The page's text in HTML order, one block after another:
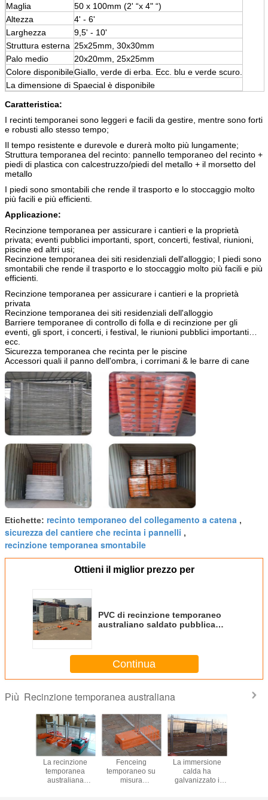
Maglia
50 x 100mm (2' “x 4" “)
Altezza
4' - 6'
Larghezza
9,5' - 10'
Struttura esterna 25x25mm, 30x30mm
Palo medio
20x20mm, 25x25mm
Colore disponibileGiallo, verde di erba. Ecc. blu e verde scuro.
La dimensione di Spaecial è disponibile
Caratteristica:
I recinti temporanei sono leggeri e facili da gestire, mentre sono forti
e robusti allo stesso tempo;
Il tempo resistente e durevole e durerà molto più lungamente;
Struttura temporanea del recinto: pannello temporaneo del recinto +
piedi di plastica con calcestruzzo/piedi del metallo + il morsetto del
metallo
I piedi sono smontabili che rende il trasporto e lo stoccaggio molto
più facili e più efficienti.
Applicazione:
Recinzione temporanea per assicurare i cantieri e la proprietà
privata; eventi pubblici importanti, sport, concerti, festival, riunioni,
piscine ed altri usi;
Recinzione temporanea dei siti residenziali dell'alloggio; I piedi sono
smontabili che rende il trasporto e lo stoccaggio molto più facili e più
efficienti.
Recinzione temporanea per assicurare i cantieri e la proprietà
privata
Recinzione temporanea dei siti residenziali dell'alloggio
Barriere temporanee di controllo di folla e di recinzione per gli
eventi, gli sport, i concerti, i festival, le riunioni pubblici importanti…
ecc.
Sicurezza temporanea che recinta per le piscine
Accessori quali il panno dell'ombra, i corrimani & le barre di cane
Etichette: recinto temporaneo del collegamento a catena ,
sicurezza del cantiere che recinta i pannelli ,
recinzione temporanea smontabile
Ottieni il miglior prezzo per
PVC di recinzione temporaneo
australiano saldato pubblica
Continua
Più Recinzione temporanea australiana
La recinzione
temporanea
australiana
Fenceing
temporaneo su
misura
La immersione
calda ha
galvanizzato i